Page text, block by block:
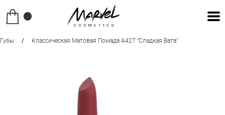
Губы / Классическая Матовая Помада A427 "сладкая Вата"